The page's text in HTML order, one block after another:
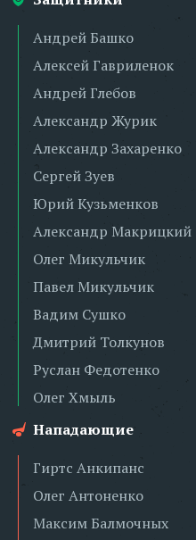
Андрей Башко
Алексей Гавриленок
Андрей Глебов
Александр Журик
Александр Захаренко
Сергей Зуев
Юрий Кузьменков
Александр Макрицкий
Олег Микульчик
Павел Микульчик
Вадим Сушко
Дмитрий Толкунов
Руслан Федотенко
Олег Хмыль
Нападающие
Гиртс Анкипанс
Олег Антоненко
Максим Балмочных